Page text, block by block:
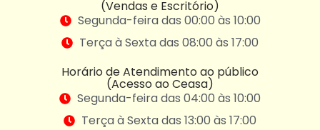
(Vendas e Escritório)
Segunda-feira das 00:00 às 10:00
Terça à Sexta das 08:00 às 17:00
Horário de Atendimento ao público
(Acesso ao Ceasa)
Segunda-feira das 04:00 às 10:00
Terça à Sexta das 13:00 às 17:00